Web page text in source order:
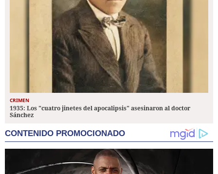
CRIMEN
1935: Los "cuatro jinetes del apocalipsis" asesinaron al doctor
Sánchez
CONTENIDO PROMOCIONADO